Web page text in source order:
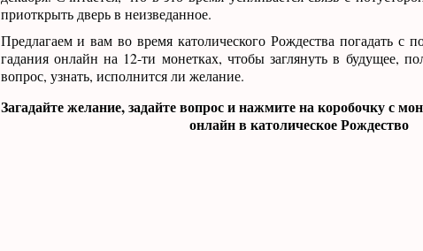
приоткрыть дверь в неизведанное.
Предлагаем и вам во время католического Рождества погадать с
гадания онлайн на 12-ти монетках, чтобы заглянуть в будущее,
вопрос, узнать, исполнится ли желание.
Загадайте желание, задайте вопрос и нажмите на коробочку с
онлайн в католическое Рождество